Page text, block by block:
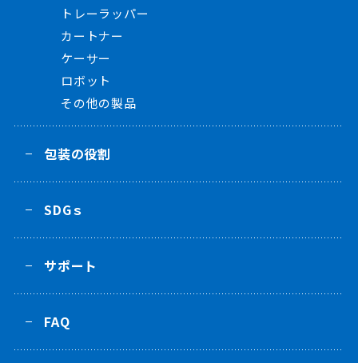
トレーラッパー
カートナー
ケーサー
ロボット
その他の製品
包装の役割
SDGｓ
サポート
FAQ